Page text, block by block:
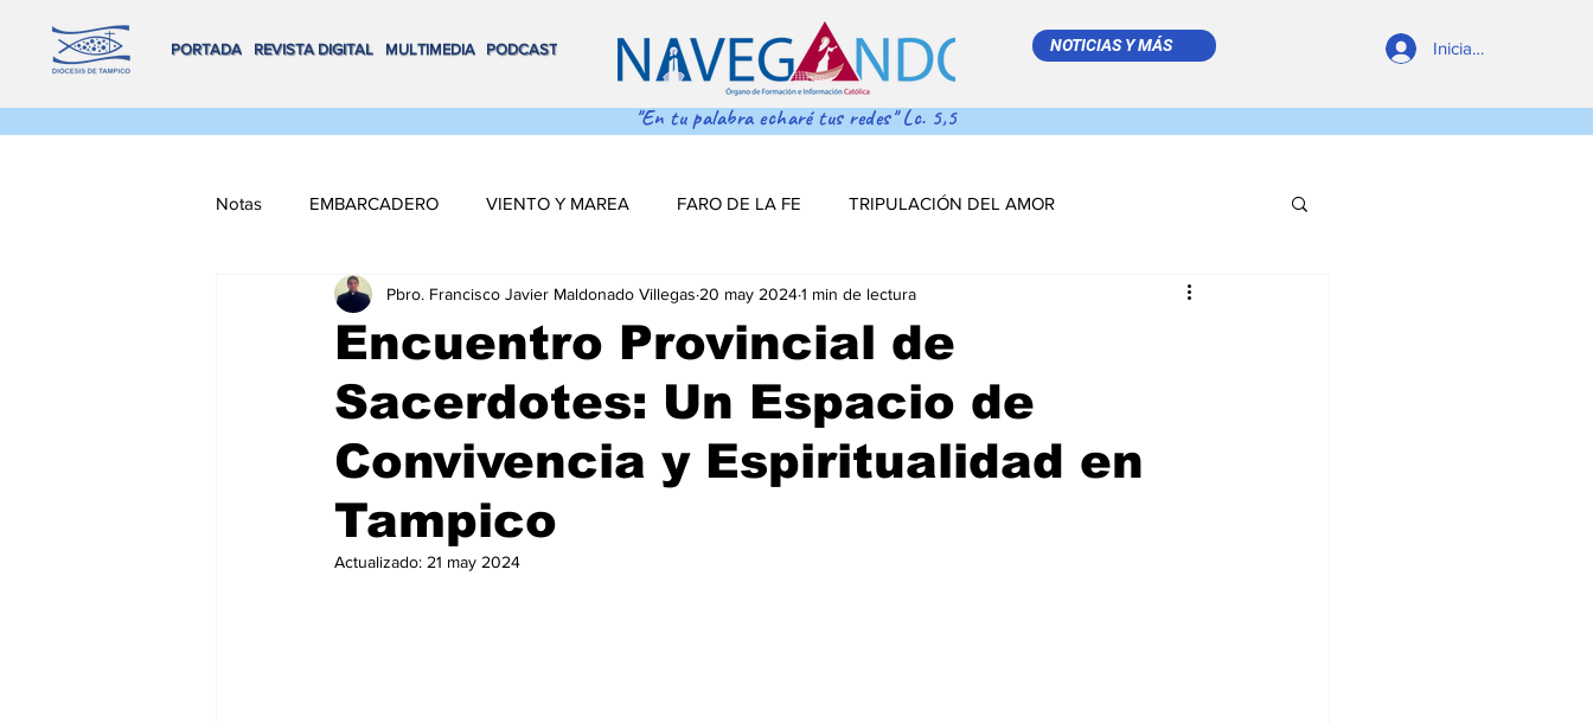
PORTADA REVISTA DIGITAL MULTIMEDIA PODCAST NOTICIAS Y MÁS Iniciar sesión
"En tu palabra echaré tus redes" Lc. 5,5
Notas EMBARCADERO VIENTO Y MAREA FARO DE LA FE TRIPULACIÓN DEL AMOR
FLOTA DE ALTAMAR REMA MAR ADENTRO SALVA VIDAS DESDE EL TIMÓN REVISTA DIGITAL
VOX POPULI COORDENADAS DE NAVEGACIÓN DESDE EL TINTERO Salva Vidas
NAVEGANDO PODCAST ESTRELLITA DE MAR
Encuentro Provincial de
Sacerdotes: Un Espacio de
Convivencia y Espiritualidad en
Tampico
Pbro. Francisco Javier Maldonado Villegas 20 may 20241 min de lectura
Actualizado: 21 may 2024